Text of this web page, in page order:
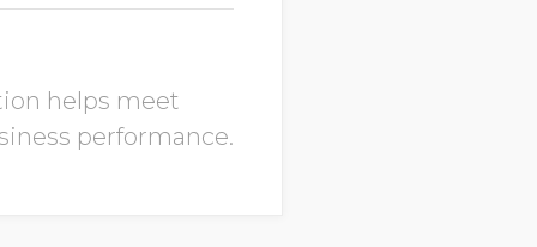
helps meet
performance.